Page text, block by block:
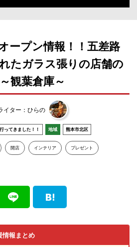
ープン情報！！五差路
たガラス張りの店舗の
観葉倉庫～
イター：ひらの
行ってきました！！ 地域 熊本市北区
開店 インテリア プレゼント
報まとめ